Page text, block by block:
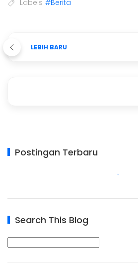
Labels #Berita
LEBIH BARU
Postingan Terbaru
Search This Blog